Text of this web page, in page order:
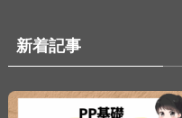
新着記事